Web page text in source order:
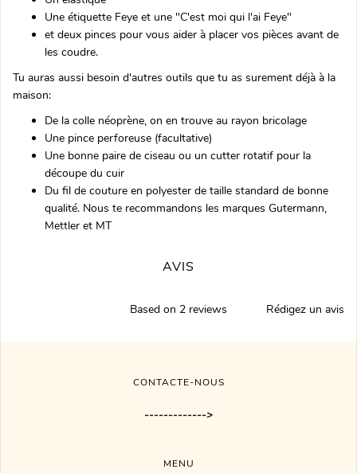
Une étiquette Feye et une "C'est moi qui l'ai Feye"
et deux pinces pour vous aider à placer vos pièces avant de
les coudre.
Tu auras aussi besoin d'autres outils que tu as surement déjà à la
maison:
De la colle néoprène, on en trouve au rayon bricolage
Une pince perforeuse (facultative)
Une bonne paire de ciseau ou un cutter rotatif pour la
découpe du cuir
Du fil de couture en polyester de taille standard de bonne
qualité. Nous te recommandons les marques Gutermann,
Mettler et MT
AVIS
Based on 2 reviews Rédigez un avis
CONTACTE-NOUS
------------->
MENU